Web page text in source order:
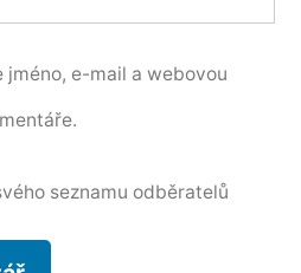
e-mail a webovou
seznamu odběratelů